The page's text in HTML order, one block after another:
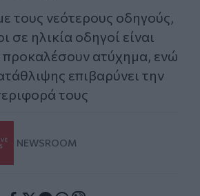
τους νεότερους οδηγούς,
σε ηλικία οδηγοί είναι
προκαλέσουν ατύχημα, ενώ
επιβαρύνει την
τους
NEWSROOM